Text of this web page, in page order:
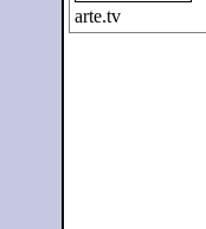
arte.tv